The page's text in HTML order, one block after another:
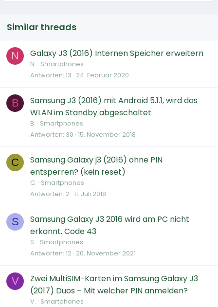
Similar threads
N Galaxy J3 (2016) Internen Speicher erweitern
N. Smartphones
Antworten 13 24. Februar 2020
B
Samsung J3 (2016) mit Android 5.1.1, wird das
WLAN im Standby abgeschaltet
B. Smartphones
Antworten 30 15. November 2018
C
Samsung Galaxy j3 (2016) ohne PIN
entsperren? (kein reset)
C. Smartphones
Antworten 2 11. Juli 2018
S
Samsung Galaxy J3 2016 wird am PC nicht
erkannt. Code 43
S. Smartphones
Antworten 12 20. November 2021
V
Zwei MultiSIM-Karten im Samsung Galaxy J3
(2017) Duos – Mit welcher PIN anmelden?
V. Smartphones